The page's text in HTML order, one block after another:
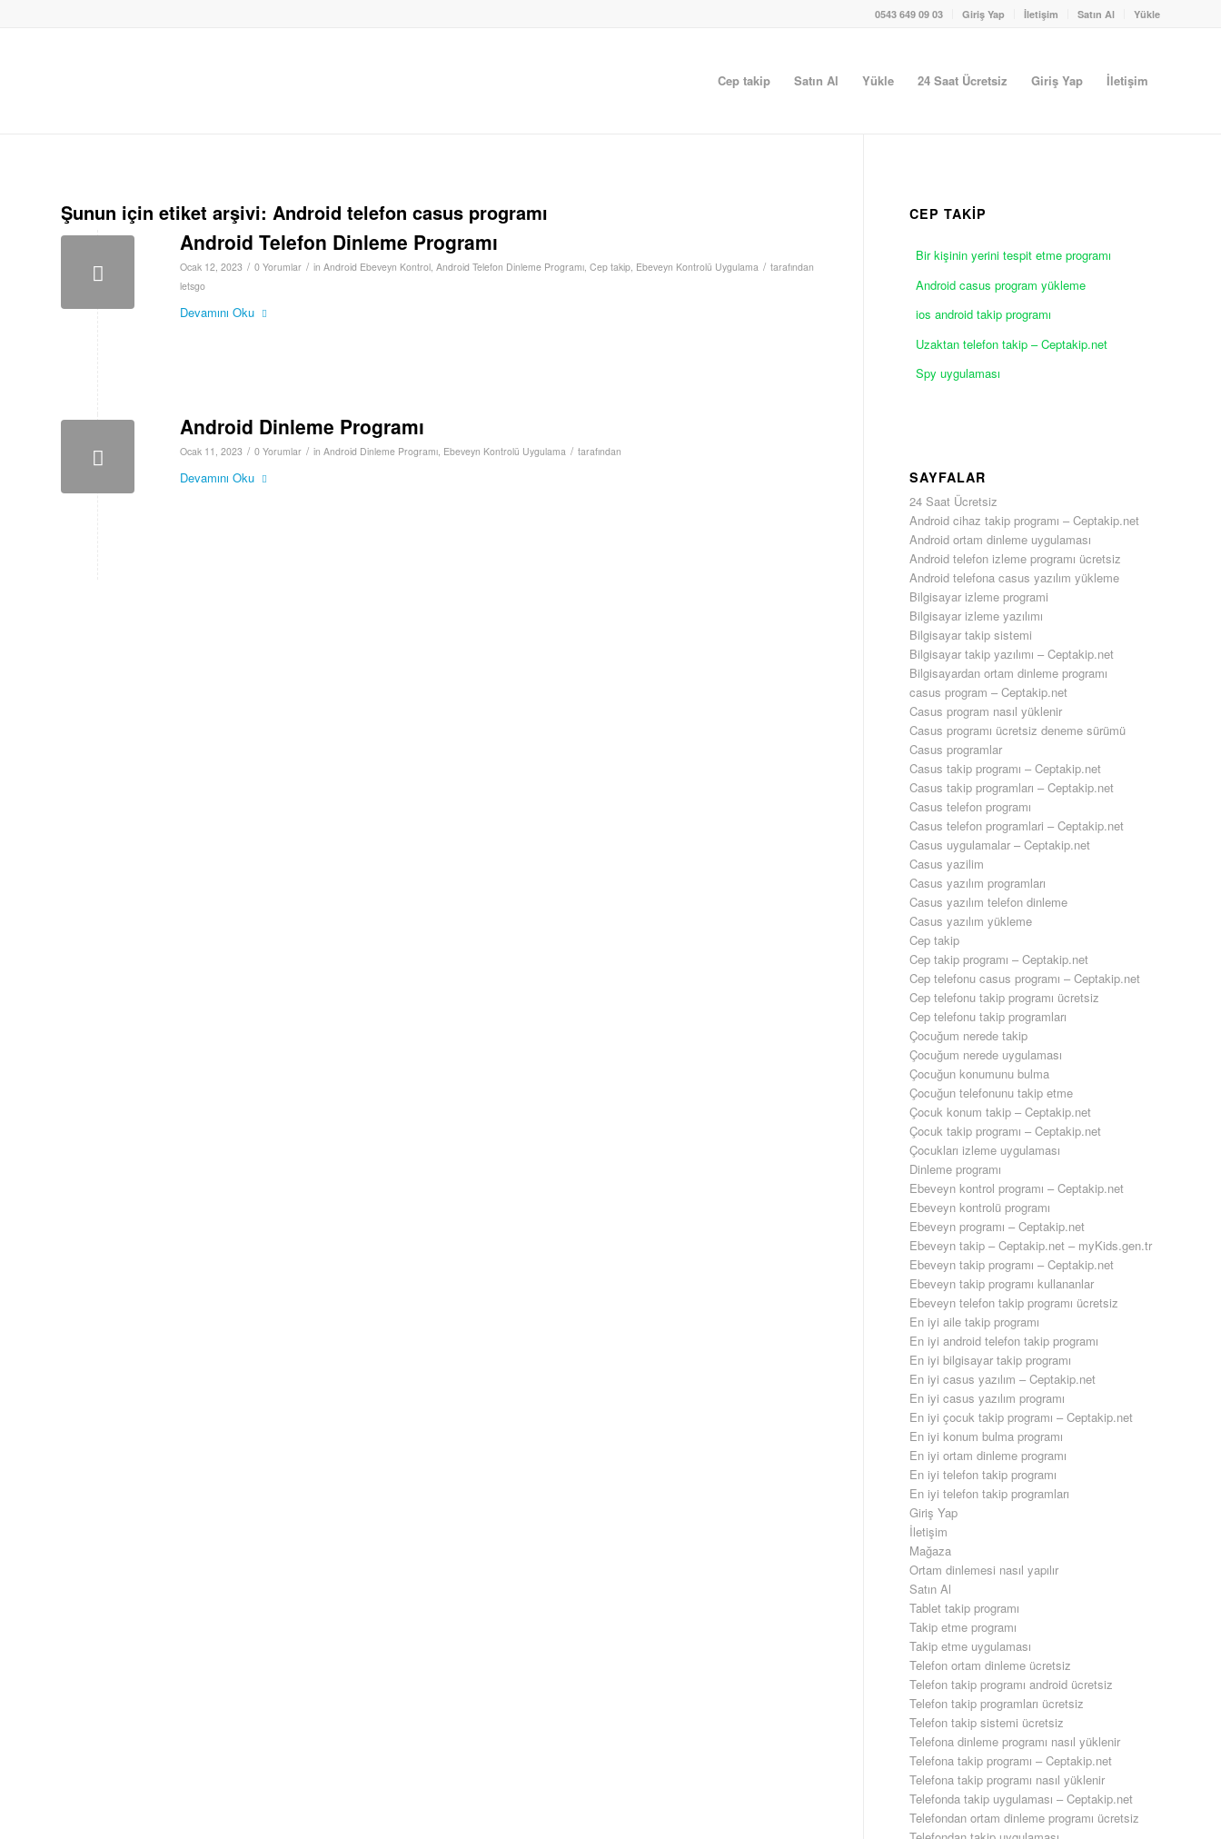
0543 649 09 03 Giriş Yap İletişim Satın Al Yükle
Cep takip Satın Al Yükle 24 Saat Ücretsiz Giriş Yap İletişim
Şunun için etiket arşivi: Android telefon casus programı
Android Telefon Dinleme Programı
Ocak 12, 2023 / 0 Yorumlar / in Android Ebeveyn Kontrol, Android Telefon Dinleme Programı, Cep takip, Ebeveyn Kontrolü Uygulama / tarafından
letsgo
Devamını Oku
Android Dinleme Programı
Ocak 11, 2023 / 0 Yorumlar / in Android Dinleme Programı, Ebeveyn Kontrolü Uygulama / tarafından
Devamını Oku
CEP TAKİP
Bir kişinin yerini tespit etme programı
Android casus program yükleme
ios android takip programı
Uzaktan telefon takip – Ceptakip.net
Spy uygulaması
SAYFALAR
24 Saat Ücretsiz
Android cihaz takip programı – Ceptakip.net
Android ortam dinleme uygulaması
Android telefon izleme programı ücretsiz
Android telefona casus yazılım yükleme
Bilgisayar izleme programi
Bilgisayar izleme yazılımı
Bilgisayar takip sistemi
Bilgisayar takip yazılımı – Ceptakip.net
Bilgisayardan ortam dinleme programı
casus program – Ceptakip.net
Casus program nasıl yüklenir
Casus programı ücretsiz deneme sürümü
Casus programlar
Casus takip programı – Ceptakip.net
Casus takip programları – Ceptakip.net
Casus telefon programı
Casus telefon programlari – Ceptakip.net
Casus uygulamalar – Ceptakip.net
Casus yazilim
Casus yazılım programları
Casus yazılım telefon dinleme
Casus yazılım yükleme
Cep takip
Cep takip programı – Ceptakip.net
Cep telefonu casus programı – Ceptakip.net
Cep telefonu takip programı ücretsiz
Cep telefonu takip programları
Çocuğum nerede takip
Çocuğum nerede uygulaması
Çocuğun konumunu bulma
Çocuğun telefonunu takip etme
Çocuk konum takip – Ceptakip.net
Çocuk takip programı – Ceptakip.net
Çocukları izleme uygulaması
Dinleme programı
Ebeveyn kontrol programı – Ceptakip.net
Ebeveyn kontrolü programı
Ebeveyn programı – Ceptakip.net
Ebeveyn takip – Ceptakip.net – myKids.gen.tr
Ebeveyn takip programı – Ceptakip.net
Ebeveyn takip programı kullananlar
Ebeveyn telefon takip programı ücretsiz
En iyi aile takip programı
En iyi android telefon takip programı
En iyi bilgisayar takip programı
En iyi casus yazılım – Ceptakip.net
En iyi casus yazılım programı
En iyi çocuk takip programı – Ceptakip.net
En iyi konum bulma programı
En iyi ortam dinleme programı
En iyi telefon takip programı
En iyi telefon takip programları
Giriş Yap
İletişim
Mağaza
Ortam dinlemesi nasıl yapılır
Satın Al
Tablet takip programı
Takip etme programı
Takip etme uygulaması
Telefon ortam dinleme ücretsiz
Telefon takip programı android ücretsiz
Telefon takip programları ücretsiz
Telefon takip sistemi ücretsiz
Telefona dinleme programı nasıl yüklenir
Telefona takip programı – Ceptakip.net
Telefona takip programı nasıl yüklenir
Telefonda takip uygulaması – Ceptakip.net
Telefondan ortam dinleme programı ücretsiz